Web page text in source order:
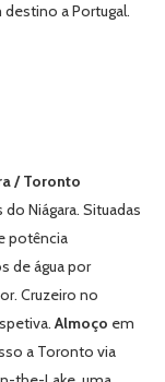
a Portugal.
/ Toronto
Niágara. Situadas
potência
de água por
Cruzeiro no
Almoço em
a Toronto via